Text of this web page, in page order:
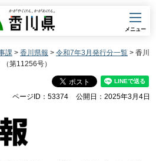
香川県
メニュー
課 > 香川県報 > 令和7年3月発行分一覧 > 香川
第11256号）
ページID：53374 公開日：2025年3月4日